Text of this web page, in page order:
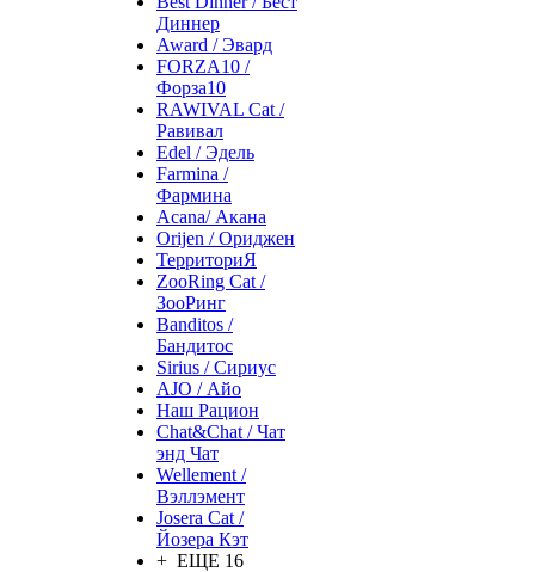
Диннер
Award / Эвард
FORZA10 /
Форза10
RAWIVAL Cat /
Равивал
Edel / Эдель
Farmina /
Фармина
Acana/ Акана
Orijen / Ориджен
ТерриториЯ
ZooRing Cat /
ЗооРинг
Banditos /
Бандитос
Sirius / Сириус
AJO / Айо
Наш Рацион
Chat&Chat / Чат
энд Чат
Wellement /
Вэллэмент
Josera Cat /
Йозера Кэт
+ ЕЩЕ 16